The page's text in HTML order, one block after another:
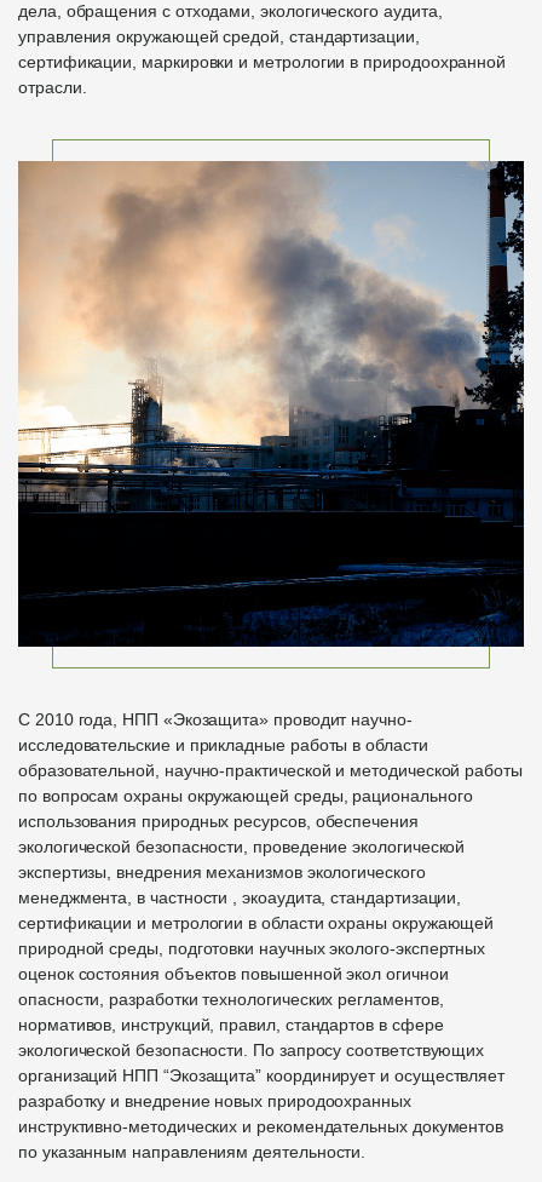
дела, обращения с отходами, экологического аудита,
управления окружающей средой, стандартизации,
сертификации, маркировки и метрологии в природоохранной
отрасли.
С 2010 года, НПП «Экозащита» проводит научно-
исследовательские и прикладные работы в области
образовательной, научно-практической и методической работы
по вопросам охраны окружающей среды, рационального
использования природных ресурсов, обеспечения
экологической безопасности, проведение экологической
экспертизы, внедрения механизмов экологического
менеджмента, в частности , экоаудита, стандартизации,
сертификации и метрологии в области охраны окружающей
природной среды, подготовки научных эколого-экспертных
оценок состояния объектов повышенной экол огичнои
опасности, разработки технологических регламентов,
нормативов, инструкций, правил, стандартов в сфере
экологической безопасности. По запросу соответствующих
организаций НПП “Экозащита” координирует и осуществляет
разработку и внедрение новых природоохранных
инструктивно-методических и рекомендательных документов
по указанным направлениям деятельности.